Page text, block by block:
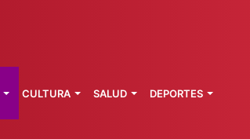
CULTURA SALUD DEPORTES